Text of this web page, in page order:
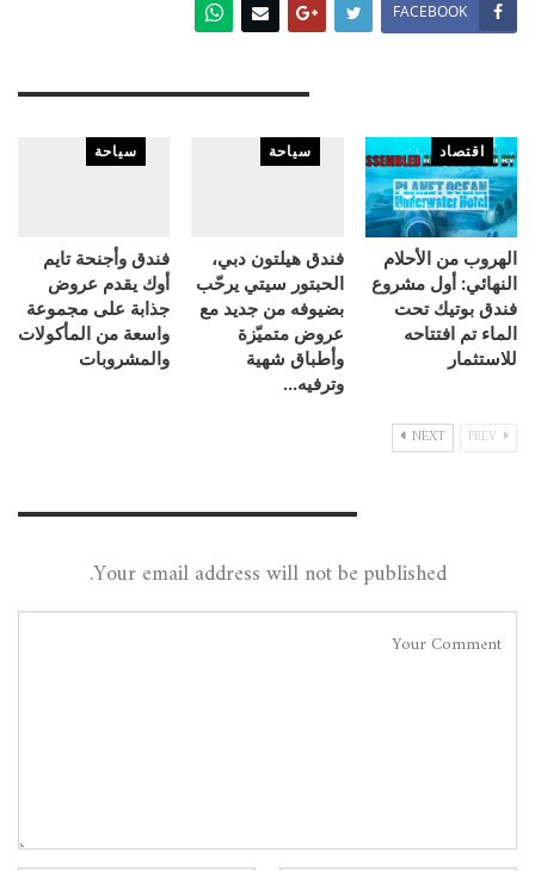
FACEBOOK
اقتصاد
الهروب من الأحلام
النهائي: أول مشروع
فندق بوتيك تحت
الماء تم افتتاحه
للاستثمار
سياحة
فندق هيلتون دبي،
الحبتور سيتي يرحّب
بضيوفه من جديد مع
عروض متميّزة
وأطباق شهية
وترفيه…
سياحة
فندق وأجنحة تايم
أوك يقدم عروض
جذابة على مجموعة
واسعة من المأكولات
والمشروبات
NEXT
Your email address will not be published.